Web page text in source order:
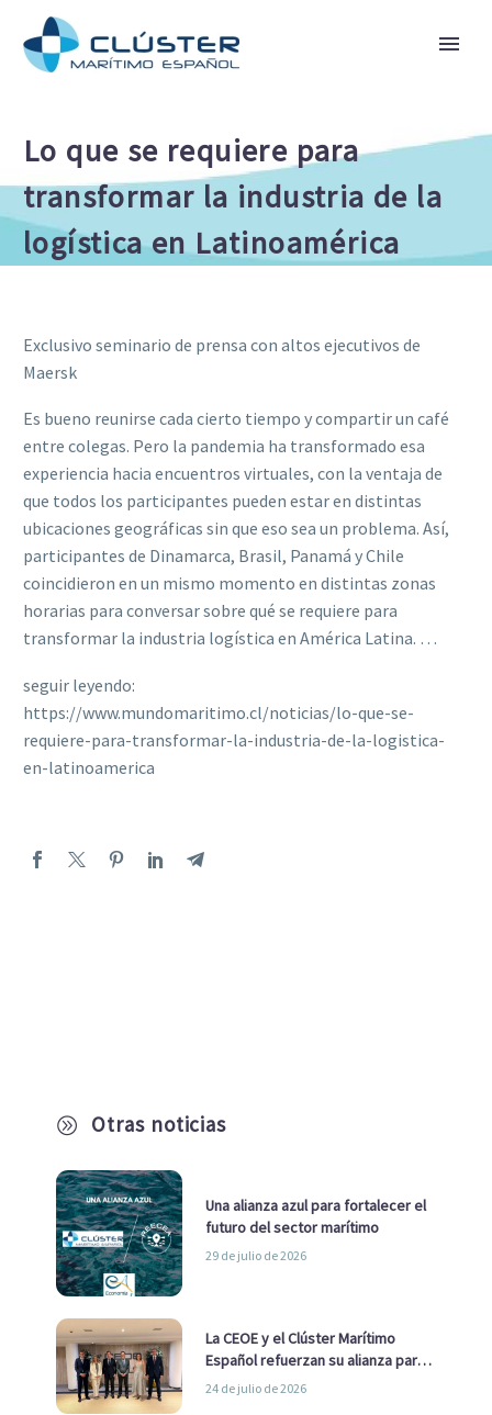
Lo que se requiere para
transformar la industria de la
logística en Latinoamérica
A Otras noticias
Una alianza azul para fortalecer el
futuro del sector marítimo
29 de julio de 2026
La CEOE y el Clúster Marítimo
Español refuerzan su alianza para
impulsar una estrategia Nacional
24 de julio de 2026
Exclusivo seminario de prensa con altos ejecutivos de
Maersk
Es bueno reunirse cada cierto tiempo y compartir un café
entre colegas. Pero la pandemia ha transformado esa
experiencia hacia encuentros virtuales, con la ventaja de
que todos los participantes pueden estar en distintas
ubicaciones geográficas sin que eso sea un problema. Así,
participantes de Dinamarca, Brasil, Panamá y Chile
coincidieron en un mismo momento en distintas zonas
horarias para conversar sobre qué se requiere para
transformar la industria logística en América Latina. …
seguir leyendo:
https://www.mundomaritimo.cl/noticias/lo-que-se-
requiere-para-transformar-la-industria-de-la-logistica-
en-latinoamerica